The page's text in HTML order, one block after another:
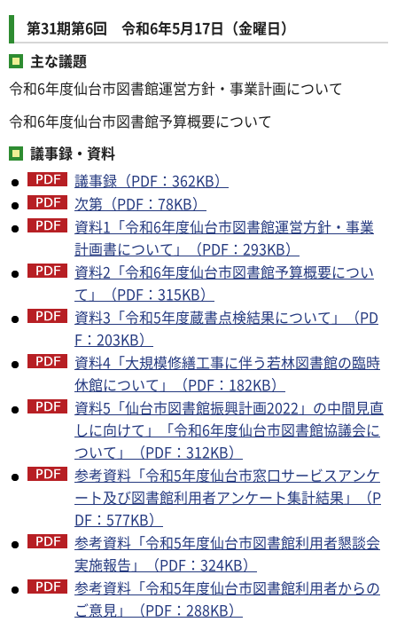
第31期第6回 令和6年5月17日（金曜日）
主な議題
令和6年度仙台市図書館運営方針・事業計画について
令和6年度仙台市図書館予算概要について
議事録・資料
議事録（PDF：362KB）
次第（PDF：78KB）
資料1「令和6年度仙台市図書館運営方針・事業
計画書について」（PDF：293KB）
資料2「令和6年度仙台市図書館予算概要につい
て」（PDF：315KB）
資料3「令和5年度蔵書点検結果について」（PD
F：203KB）
資料4「大規模修繕工事に伴う若林図書館の臨時
休館について」（PDF：182KB）
資料5「仙台市図書館振興計画2022」の中間見直
しに向けて」「令和6年度仙台市図書館協議会に
ついて」（PDF：312KB）
参考資料「令和5年度仙台市窓口サービスアンケ
ート及び図書館利用者アンケート集計結果」（P
DF：577KB）
参考資料「令和5年度仙台市図書館利用者懇談会
実施報告」（PDF：324KB）
参考資料「令和5年度仙台市図書館利用者からの
ご意見」（PDF：288KB）